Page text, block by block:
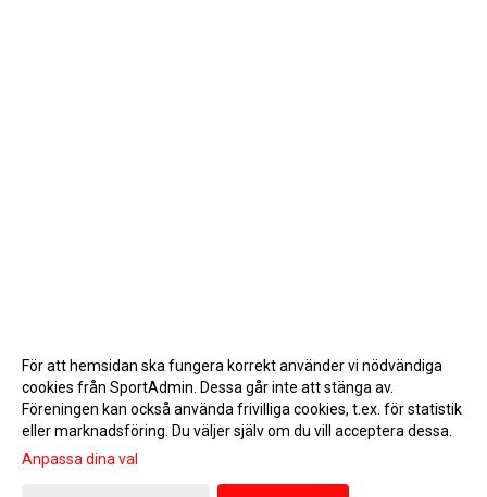
Gå till Webbversion
För att hemsidan ska fungera korrekt använder vi nödvändiga
cookies från SportAdmin. Dessa går inte att stänga av.
Föreningen kan också använda frivilliga cookies, t.ex. för statistik
eller marknadsföring. Du väljer själv om du vill acceptera dessa.
Anpassa dina val